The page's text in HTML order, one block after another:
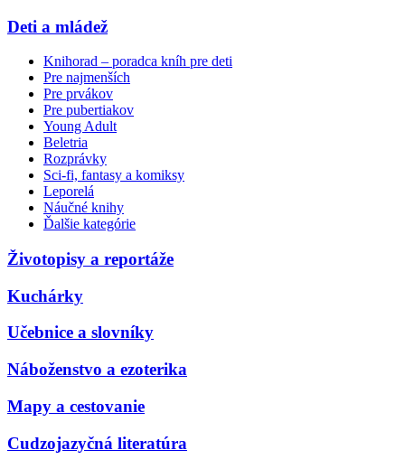
Deti a mládež
Knihorad – poradca kníh pre deti
Pre najmenších
Pre prvákov
Pre pubertiakov
Young Adult
Beletria
Rozprávky
Sci-fi, fantasy a komiksy
Leporelá
Náučné knihy
Ďalšie kategórie
Životopisy a reportáže
Kuchárky
Učebnice a slovníky
Náboženstvo a ezoterika
Mapy a cestovanie
Cudzojazyčná literatúra